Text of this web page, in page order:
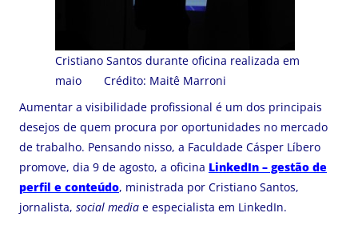
Cristiano Santos durante oficina realizada em
maio Crédito: Maitê Marroni
Aumentar a visibilidade profissional é um dos principais
desejos de quem procura por oportunidades no mercado
de trabalho. Pensando nisso, a Faculdade Cásper Líbero
promove, dia 9 de agosto, a oficina LinkedIn – gestão de
perfil e conteúdo, ministrada por Cristiano Santos,
jornalista, social media e especialista em LinkedIn.